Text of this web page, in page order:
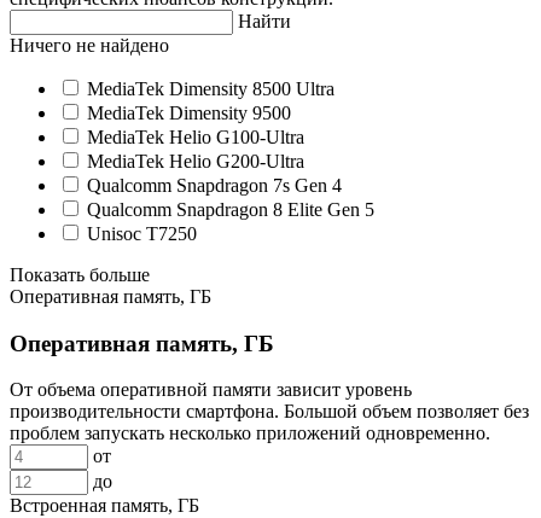
Найти
Ничего не найдено
MediaTek Dimensity 8500 Ultra
MediaTek Dimensity 9500
MediaTek Helio G100-Ultra
MediaTek Helio G200-Ultra
Qualcomm Snapdragon 7s Gen 4
Qualcomm Snapdragon 8 Elite Gen 5
Unisoc T7250
Показать больше
Оперативная память, ГБ
Оперативная память, ГБ
От объема оперативной памяти зависит уровень
производительности смартфона. Большой объем позволяет без
проблем запускать несколько приложений одновременно.
от
до
Встроенная память, ГБ